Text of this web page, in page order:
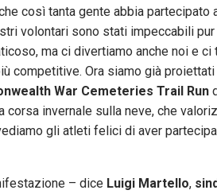
così tanta gente abbia partecipato
volontari sono stati impeccabili pur
ma ci divertiamo anche noi e ci
competitive. Ora siamo già proiettati
War Cemeteries Trail Run
invernale sulla neve, che
gli atleti felici di aver
– dice Luigi Martello,